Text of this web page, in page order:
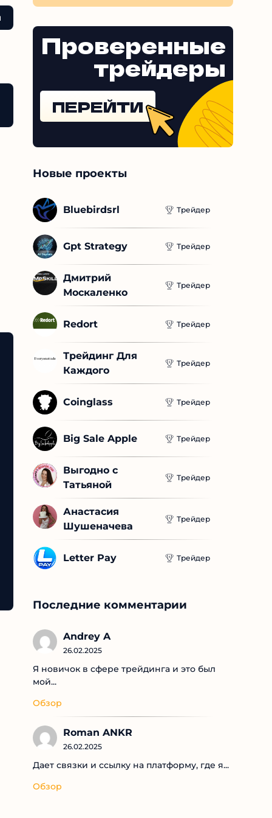
Проверенные
трейдеры
ПЕРЕЙТИ
Новые проекты
Bluebirdsrl Трейдер
Gpt Strategy Трейдер
Дмитрий
Москаленко
Трейдер
Redort Трейдер
Трейдинг Для
Каждого
Трейдер
Coinglass Трейдер
Big Sale Apple Трейдер
Выгодно с
Татьяной
Трейдер
Анастасия
Шушеначева
Трейдер
Letter Pay Трейдер
Последние комментарии
Andrey A
26.02.2025
Я новичок в сфере трейдинга и это был
мой...
Обзор
Roman ANKR
26.02.2025
Дает связки и ссылку на платформу, где я...
Обзор